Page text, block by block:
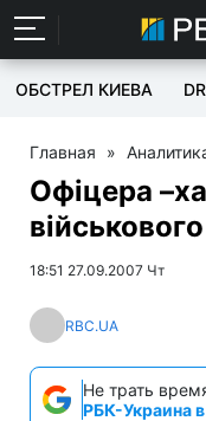
ОБСТРЕЛ КИЕВА
Главная »
Офіцера
18:51 27.09.2007 Чт
RBC.UA
Не трать
РБК-Украина